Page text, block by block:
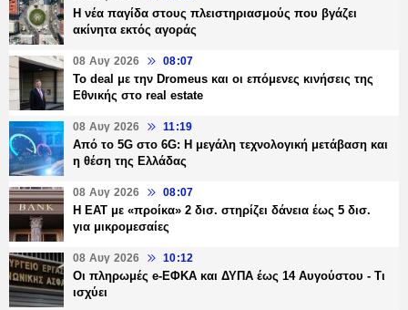
Η νέα παγίδα στους πλειστηριασμούς που βγάζει
ακίνητα εκτός αγοράς
08 Αυγ 2026 08:07
Το deal με την Dromeus και οι επόμενες κινήσεις της
Εθνικής στο real estate
08 Αυγ 2026 11:19
Από το 5G στο 6G: Η μεγάλη τεχνολογική μετάβαση και
η θέση της Ελλάδας
08 Αυγ 2026 08:07
Η ΕΑΤ με «προίκα» 2 δισ. στηρίζει δάνεια έως 5 δισ.
για μικρομεσαίες
08 Αυγ 2026 10:12
Οι πληρωμές e-ΕΦΚΑ και ΔΥΠΑ έως 14 Αυγούστου - Τι
ισχύει